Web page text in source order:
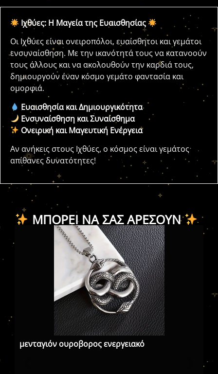
Ιχθύες: Η Μαγεία της Ευαισθησίας
Οι Ιχθύες είναι ονειροπόλοι, ευαίσθητοι και γεμάτοι
ενσυναίσθηση. Με την ικανότητά τους να κατανοούν
τους άλλους και να ακολουθούν την καρδιά τους,
δημιουργούν έναν κόσμο γεμάτο φαντασία και
ομορφιά.
Ευαισθησία και Δημιουργικότητα
Ενσυναίσθηση και Συναίσθημα
Ονειρική και Μαγευτική Ενέργεια
Αν ανήκεις στους Ιχθύες, ο κόσμος είναι γεμάτος
απίθανες δυνατότητες!
ΜΠΟΡΕΊ ΝΑ ΣΑΣ ΑΡΈΣΟΥΝ
μενταγιόν ουροβορος ενεργειακό